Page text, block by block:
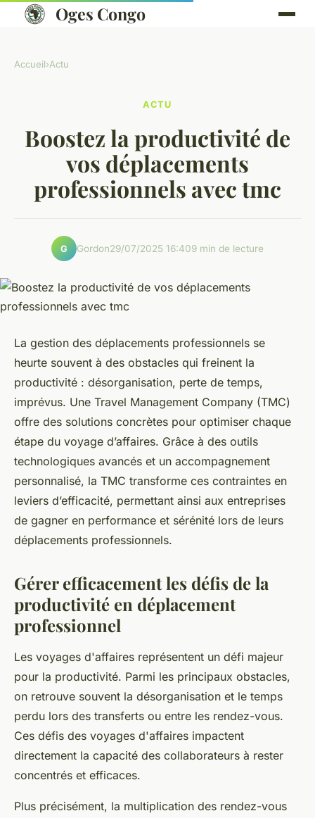
Oges Congo
Accueil›Actu
ACTU
Boostez la productivité de
vos déplacements
professionnels avec tmc
G Gordon29/07/2025 16:409 min de lecture
La gestion des déplacements professionnels se
heurte souvent à des obstacles qui freinent la
productivité : désorganisation, perte de temps,
imprévus. Une Travel Management Company (TMC)
offre des solutions concrètes pour optimiser chaque
étape du voyage d’affaires. Grâce à des outils
technologiques avancés et un accompagnement
personnalisé, la TMC transforme ces contraintes en
leviers d’efficacité, permettant ainsi aux entreprises
de gagner en performance et sérénité lors de leurs
déplacements professionnels.
Gérer efficacement les défis de la
productivité en déplacement
professionnel
Les voyages d'affaires représentent un défi majeur
pour la productivité. Parmi les principaux obstacles,
on retrouve souvent la désorganisation et le temps
perdu lors des transferts ou entre les rendez-vous.
Ces défis des voyages d'affaires impactent
directement la capacité des collaborateurs à rester
concentrés et efficaces.
Plus précisément, la multiplication des rendez-vous